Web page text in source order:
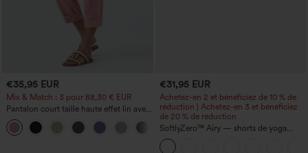
€35,95 EUR
Mix & Match : 3 pour 88,30 € EUR
Pantalon court taille haute effet lin avec
poche zippée
+7
€31,95 EUR
Achetez-en 2 et bénéficiez de 10 % de
réduction | Achetez-en 3 et bénéficiez
de 20 % de réduction
SoftlyZero™ Airy — shorts de yoga
super taille haute 2-en-1 InstantCool
avec poches